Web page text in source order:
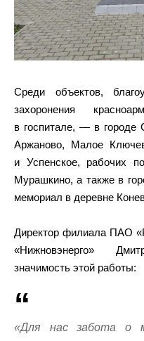
Среди объектов,
захоронения
в госпитале, — в городе
Аржаново, Малое
и Успенское, рабочих
Мурашкино, а также в
мемориал в деревне
Директор филиала ПАО
«Нижновэнерго»
значимость этой работы:
«Для нас забота о